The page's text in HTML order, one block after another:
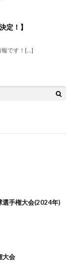
定！】
報です！[…]
選手権大会(2024年)
大会